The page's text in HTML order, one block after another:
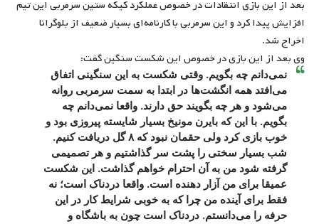
بعد از این بازی انتقادات در خصوص عملکرد کیکه ستین سرمربی این تیم
افزایش پیدا کرد و این سرمربی با کارنامه‌ای بسیار ضعیف از بلوگرانا
اخراج شد.
وی بعد از این بازی در خصوص این شکست سنگین گفت:
نمی‌دانم چه بگویم. وقتی شکست به این سنگینی اتفاق
می‌افتد همه انگشت‌ها در ابتدا به سمت سرمربی روانه
می‌شود و هر چه بگویند حق دارند. واقعا نمی‌دانم چه
بگویم. با این که بایرن مونیخ بسیار شایسته پیروزی بود و
خوب بازی کرد ولی حقمان نبود که ۸ گل دریافت کنیم.
شب بسیار سختی را پشت سر گذاشتیم و هر تصمیمی
گرفته شود من به آن احترام خواهم گذاشت. این شکست
عمیقا برای من آزار دهنده است. واقعا دردناک است؛ نه
فقط برای آینده من چرا که به خوبی شرایط کار در این
حرفه را می‌دانستم. دردناک است چون به باشگاه و